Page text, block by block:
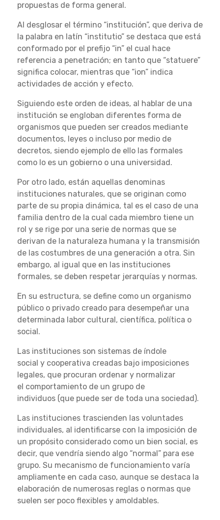
propuestas de forma general.
Al desglosar el término “institución”, que deriva de
la palabra en latín “institutio” se destaca que está
conformado por el prefijo “in” el cual hace
referencia a penetración; en tanto que “statuere”
significa colocar, mientras que “ion” indica
actividades de acción y efecto.
Siguiendo este orden de ideas, al hablar de una
institución se engloban diferentes forma de
organismos que pueden ser creados mediante
documentos, leyes o incluso por medio de
decretos, siendo ejemplo de ello las formales
como lo es un gobierno o una universidad.
Por otro lado, están aquellas denominas
instituciones naturales, que se originan como
parte de su propia dinámica, tal es el caso de una
familia dentro de la cual cada miembro tiene un
rol y se rige por una serie de normas que se
derivan de la naturaleza humana y la transmisión
de las costumbres de una generación a otra. Sin
embargo, al igual que en las instituciones
formales, se deben respetar jerarquías y normas.
En su estructura, se define como un organismo
público o privado creado para desempeñar una
determinada labor cultural, científica, política o
social.
Las instituciones son sistemas de índole
social y cooperativa creadas bajo imposiciones
legales, que procuran ordenar y normalizar
el comportamiento de un grupo de
individuos (que puede ser de toda una sociedad).
Las instituciones trascienden las voluntades
individuales, al identificarse con la imposición de
un propósito considerado como un bien social, es
decir, que vendría siendo algo “normal” para ese
grupo. Su mecanismo de funcionamiento varía
ampliamente en cada caso, aunque se destaca la
elaboración de numerosas reglas o normas que
suelen ser poco flexibles y amoldables.